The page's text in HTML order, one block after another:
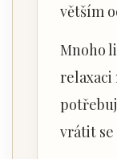
větším
Mnoho
relaxaci
vrátit se